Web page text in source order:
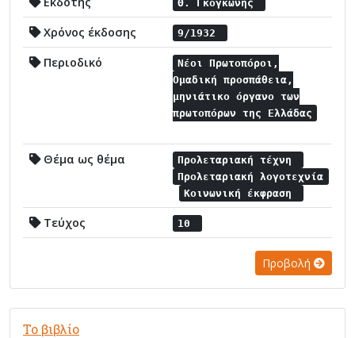
Θ. Γκογκώνης
Χρόνος έκδοσης 9/1932
Περιοδικό
Νέοι Πρωτοπόροι,
Ομαδική προσπάθεια,
μηνιάτικο όργανο των
πρωτοπόρων της Ελλάδας
Θέμα ως θέμα
Προλεταριακή τέχνη
Προλεταριακή λογοτεχνία
Κοινωνική έκφραση
Τεύχος 10
Προβολή
Το βιβλίο